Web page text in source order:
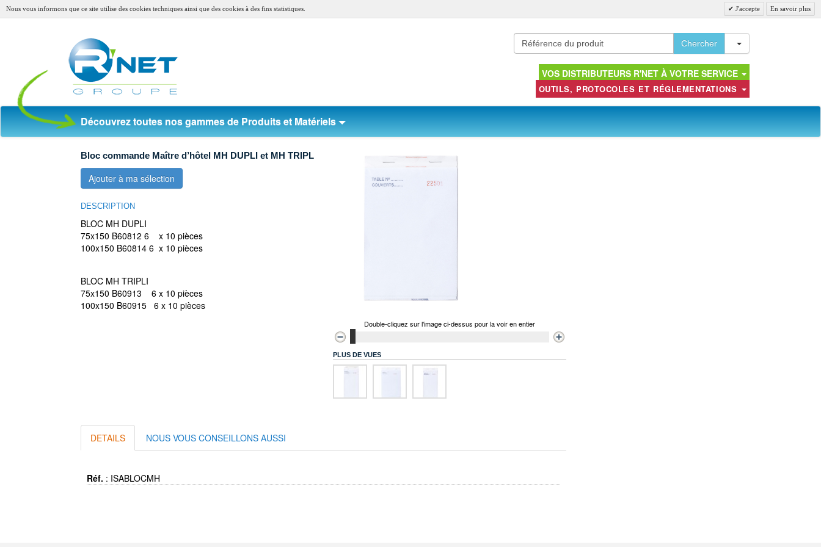
Nous vous informons que ce site utilise des cookies techniques ainsi que des cookies à des fins statistiques. J'accepte En savoir plus
Chercher Toggle Dropdown
VOS DISTRIBUTEURS R'NET À VOTRE SERVICE
OUTILS, PROTOCOLES ET RÉGLEMENTATIONS
Découvrez toutes nos gammes de Produits et Matériels
Bloc commande Maître d’hôtel MH DUPLI et MH TRIPL
Ajouter à ma sélection
DESCRIPTION
BLOC MH DUPLI
75x150 B60812 6 x 10 pièces
100x150 B60814 6 x 10 pièces
BLOC MH TRIPLI
75x150 B60913 6 x 10 pièces
100x150 B60915 6 x 10 pièces
Double-cliquez sur l'image ci-dessus pour la voir en entier
PLUS DE VUES
DETAILS NOUS VOUS CONSEILLONS AUSSI
Réf. : ISABLOCMH